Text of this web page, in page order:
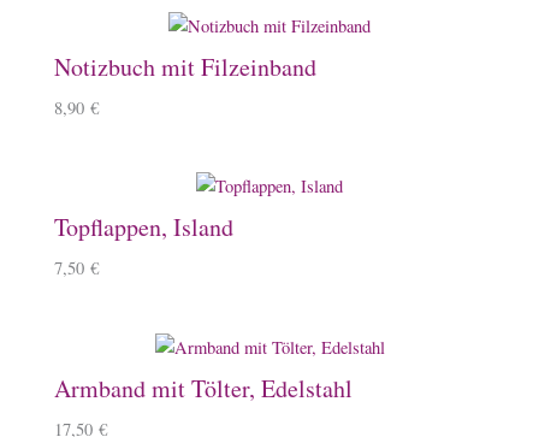
Notizbuch mit Filzeinband
8,90 €
Topflappen, Island
7,50 €
Armband mit Tölter, Edelstahl
17,50 €